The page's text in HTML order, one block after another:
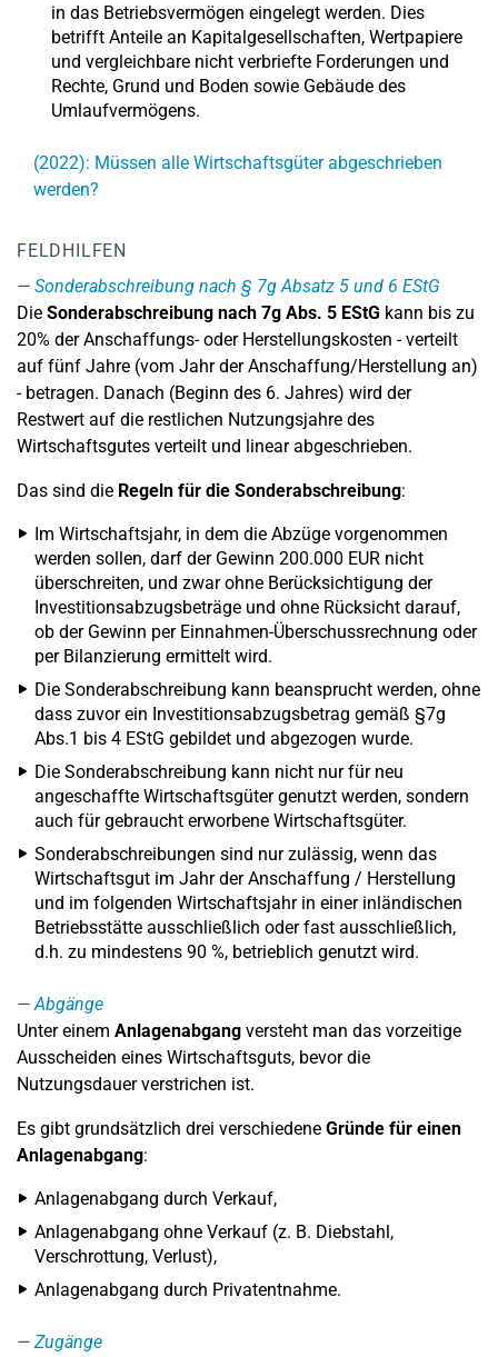
in das Betriebsvermögen eingelegt werden. Dies
betrifft Anteile an Kapitalgesellschaften, Wertpapiere
und vergleichbare nicht verbriefte Forderungen und
Rechte, Grund und Boden sowie Gebäude des
Umlaufvermögens.
(2022): Müssen alle Wirtschaftsgüter abgeschrieben
werden?
FELDHILFEN
Sonderabschreibung nach § 7g Absatz 5 und 6 EStG
Die Sonderabschreibung nach 7g Abs. 5 EStG kann bis zu
20% der Anschaffungs- oder Herstellungskosten - verteilt
auf fünf Jahre (vom Jahr der Anschaffung/Herstellung an)
- betragen. Danach (Beginn des 6. Jahres) wird der
Restwert auf die restlichen Nutzungsjahre des
Wirtschaftsgutes verteilt und linear abgeschrieben.
Das sind die Regeln für die Sonderabschreibung:
Im Wirtschaftsjahr, in dem die Abzüge vorgenommen
werden sollen, darf der Gewinn 200.000 EUR nicht
überschreiten, und zwar ohne Berücksichtigung der
Investitionsabzugsbeträge und ohne Rücksicht darauf,
ob der Gewinn per Einnahmen-Überschussrechnung oder
per Bilanzierung ermittelt wird.
Die Sonderabschreibung kann beansprucht werden, ohne
dass zuvor ein Investitionsabzugsbetrag gemäß §7g
Abs.1 bis 4 EStG gebildet und abgezogen wurde.
Die Sonderabschreibung kann nicht nur für neu
angeschaffte Wirtschaftsgüter genutzt werden, sondern
auch für gebraucht erworbene Wirtschaftsgüter.
Sonderabschreibungen sind nur zulässig, wenn das
Wirtschaftsgut im Jahr der Anschaffung / Herstellung
und im folgenden Wirtschaftsjahr in einer inländischen
Betriebsstätte ausschließlich oder fast ausschließlich,
d.h. zu mindestens 90 %, betrieblich genutzt wird.
Abgänge
Unter einem Anlagenabgang versteht man das vorzeitige
Ausscheiden eines Wirtschaftsguts, bevor die
Nutzungsdauer verstrichen ist.
Es gibt grundsätzlich drei verschiedene Gründe für einen
Anlagenabgang:
Anlagenabgang durch Verkauf,
Anlagenabgang ohne Verkauf (z. B. Diebstahl,
Verschrottung, Verlust),
Anlagenabgang durch Privatentnahme.
Zugänge